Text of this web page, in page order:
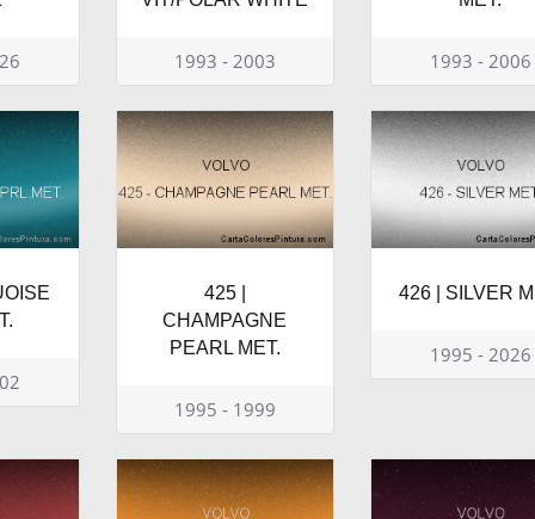
1993 - 2003 1993 - 2006
425 |
CHAMPAGNE
PEARL MET.
1995 - 1999
426 | SILVER
1995 - 2026